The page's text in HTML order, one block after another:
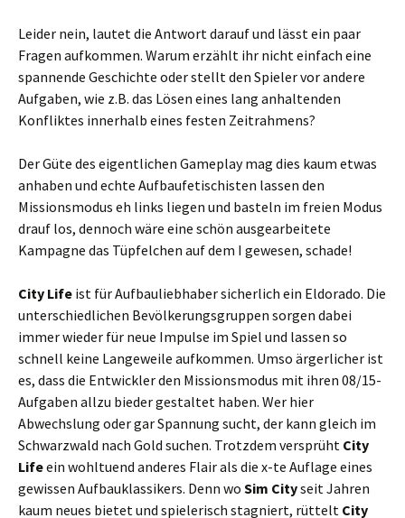
Leider nein, lautet die Antwort darauf und lässt ein paar
Fragen aufkommen. Warum erzählt ihr nicht einfach eine
spannende Geschichte oder stellt den Spieler vor andere
Aufgaben, wie z.B. das Lösen eines lang anhaltenden
Konfliktes innerhalb eines festen Zeitrahmens?
Der Güte des eigentlichen Gameplay mag dies kaum etwas
anhaben und echte Aufbaufetischisten lassen den
Missionsmodus eh links liegen und basteln im freien Modus
drauf los, dennoch wäre eine schön ausgearbeitete
Kampagne das Tüpfelchen auf dem I gewesen, schade!
City Life ist für Aufbauliebhaber sicherlich ein Eldorado. Die
unterschiedlichen Bevölkerungsgruppen sorgen dabei
immer wieder für neue Impulse im Spiel und lassen so
schnell keine Langeweile aufkommen. Umso ärgerlicher ist
es, dass die Entwickler den Missionsmodus mit ihren 08/15-
Aufgaben allzu bieder gestaltet haben. Wer hier
Abwechslung oder gar Spannung sucht, der kann gleich im
Schwarzwald nach Gold suchen. Trotzdem versprüht City
Lifeein wohltuend anderes Flair als die x-te Auflage eines
gewissen Aufbauklassikers. Denn wo Sim Cityseit Jahren
kaum neues bietet und spielerisch stagniert, rüttelt City